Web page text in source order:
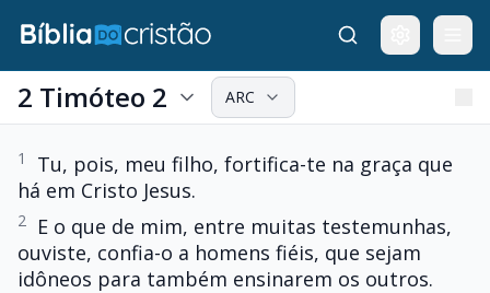
2 Timóteo 2 ARC
1
Tu, pois, meu filho, fortifica-te na graça que
há em Cristo Jesus.
2
E o que de mim, entre muitas testemunhas,
ouviste, confia-o a homens fiéis, que sejam
idôneos para também ensinarem os outros.